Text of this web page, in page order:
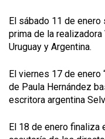
El sábado 11 de enero
prima de la realizadora
Uruguay y Argentina.
El viernes 17 de enero
de Paula Hernández
escritora argentina
El 18 de enero finaliza